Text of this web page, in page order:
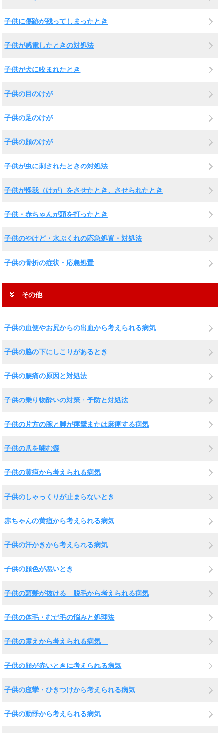
子供に傷跡が残ってしまったとき
子供が感電したときの対処法
子供が犬に咬まれたとき
子供の目のけが
子供の足のけが
子供の顔のけが
子供が虫に刺されたときの対処法
子供が怪我（けが）をさせたとき、させられたとき
子供・赤ちゃんが頭を打ったとき
子供のやけど・水ぶくれの応急処置・対処法
子供の骨折の症状・応急処置
その他
子供の血便やお尻からの出血から考えられる病気
子供の脇の下にしこりがあるとき
子供の腰痛の原因と対処法
子供の乗り物酔いの対策・予防と対処法
子供の片方の腕と脚が痙攣または麻痺する病気
子供の爪を噛む癖
子供の黄疸から考えられる病気
子供のしゃっくりが止まらないとき
赤ちゃんの黄疸から考えられる病気
子供の汗かきから考えられる病気
子供の顔色が悪いとき
子供の頭髪が抜ける 脱毛から考えられる病気
子供の体毛・むだ毛の悩みと処理法
子供の震えから考えられる病気
子供の顔が赤いときに考えられる病気
子供の痙攣・ひきつけから考えられる病気
子供の動悸から考えられる病気